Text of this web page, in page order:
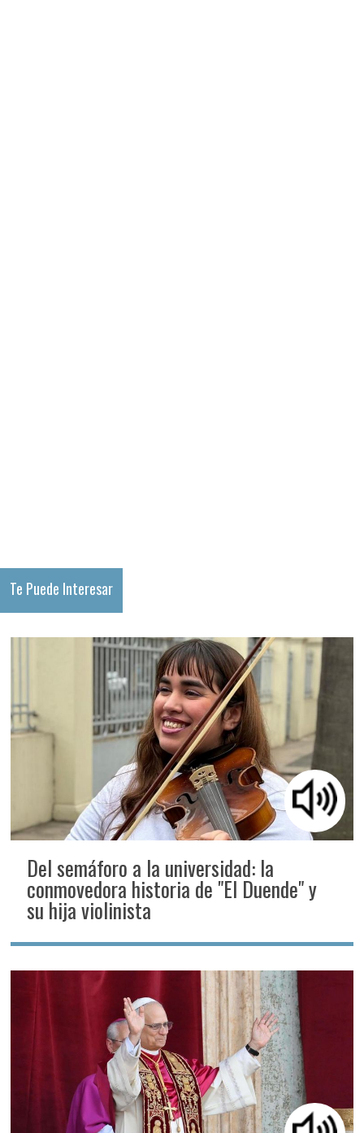
Te Puede Interesar
Del semáforo a la universidad: la
conmovedora historia de "El Duende" y
su hija violinista